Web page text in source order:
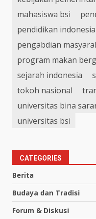
mahasiswa bsi
pendidikan indonesia
pengabdian
program makan
sejarah indonesia
tokoh nasional
universitas bina
universitas bsi
CATEGORIES
Berita
Budaya dan Tradisi
Forum & Diskusi